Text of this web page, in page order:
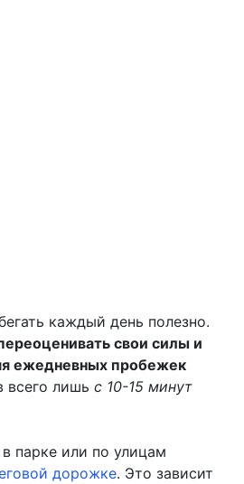
каждый день полезно.
свои силы и
ежедневных пробежек
всего лишь с 10-15 минут
парке или по улицам
дорожке. Это зависит